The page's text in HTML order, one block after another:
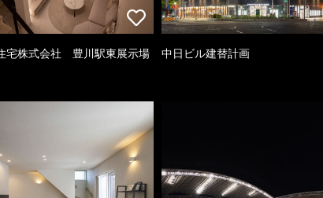
宅株式会社 豊川駅東展示場 中日ビル建替計画